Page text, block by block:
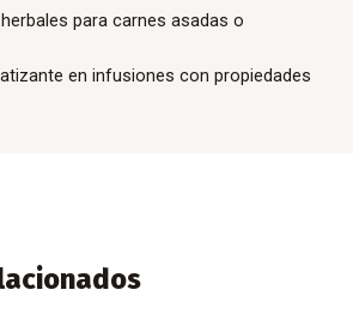
para carnes asadas o
en infusiones con propiedades